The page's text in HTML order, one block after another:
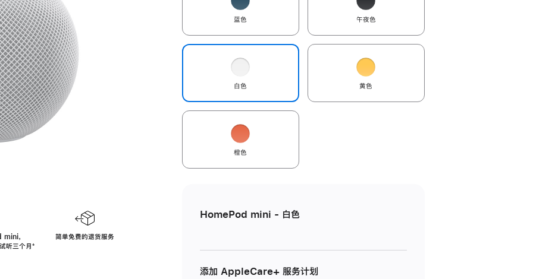
，
听三个月脚
⁺
简单免费的退货服务
蓝色 午夜色
白色 黄色
橙色
HomePod mini - 白色
添加 AppleCare+ 服务计划